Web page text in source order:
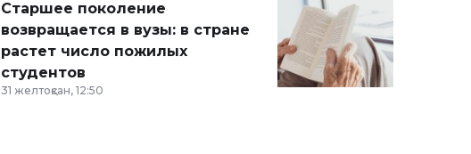
Старшее поколение
возвращается в вузы: в стране
растет число пожилых
студентов
31 желтоқсан, 12:50